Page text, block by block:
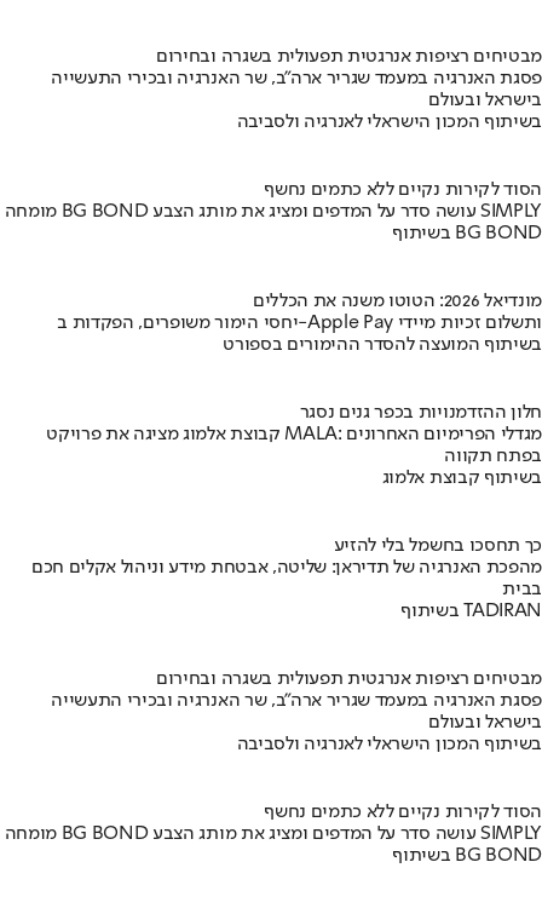
מבטיחים רציפות אנרגטית תפעולית בשגרה ובחירום
פסגת האנרגיה במעמד שגריר ארה"ב, שר האנרגיה ובכירי התעשייה
בישראל ובעולם
בשיתוף המכון הישראלי לאנרגיה ולסביבה
הסוד לקירות נקיים ללא כתמים נחשף
מומחה BG BOND עושה סדר על המדפים ומציג את מותג הצבע SIMPLY
בשיתוף BG BOND
מונדיאל 2026: הטוטו משנה את הכללים
יחסי הימור משופרים, הפקדות ב-Apple Pay ותשלום זכיות מיידי
בשיתוף המועצה להסדר ההימורים בספורט
חלון ההזדמנויות בכפר גנים נסגר
קבוצת אלמוג מציגה את פרויקט MALA: מגדלי הפרימיום האחרונים
בפתח תקווה
בשיתוף קבוצת אלמוג
כך תחסכו בחשמל בלי להזיע
מהפכת האנרגיה של תדיראן: שליטה, אבטחת מידע וניהול אקלים חכם
בבית
בשיתוף TADIRAN
מבטיחים רציפות אנרגטית תפעולית בשגרה ובחירום
פסגת האנרגיה במעמד שגריר ארה"ב, שר האנרגיה ובכירי התעשייה
בישראל ובעולם
בשיתוף המכון הישראלי לאנרגיה ולסביבה
הסוד לקירות נקיים ללא כתמים נחשף
מומחה BG BOND עושה סדר על המדפים ומציג את מותג הצבע SIMPLY
בשיתוף BG BOND